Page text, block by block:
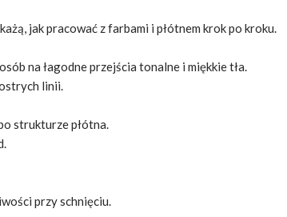
jak pracować z farbami i płótnem krok po kroku.
na łagodne przejścia tonalne i miękkie tła.
linii.
strukturze płótna.
przy schnięciu.